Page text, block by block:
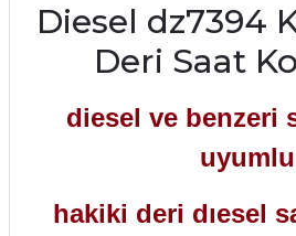
Diesel dz7394
Deri Saat
diesel ve benzeri
uyumlu
hakiki deri dıesel